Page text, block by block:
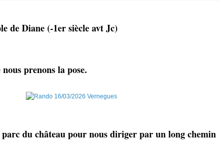
de Diane (-1er siècle avt Jc)
prenons la pose.
du château pour nous diriger par un long chemin